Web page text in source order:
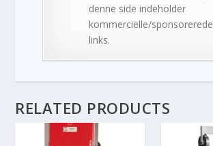
denne side indeholder
kommercielle/sponsorerede
links.
RELATED PRODUCTS